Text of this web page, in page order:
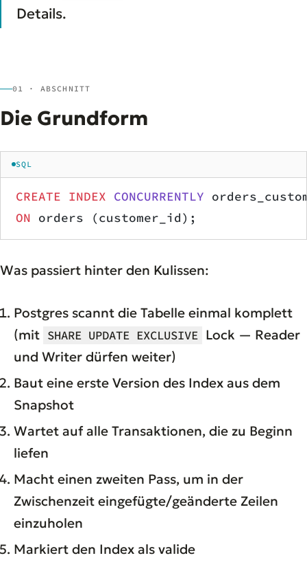
Details.
01 · ABSCHNITT
Die Grundform
SQL
CREATE INDEX CONCURRENTLY
ON orders (customer_id);
Was passiert hinter den Kulissen:
Postgres scannt die Tabelle einmal komplett
(mit SHARE UPDATE EXCLUSIVE Lock — Reader
und Writer dürfen weiter)
Baut eine erste Version des Index aus dem
Snapshot
Wartet auf alle Transaktionen, die zu Beginn
liefen
Macht einen zweiten Pass, um in der
Zwischenzeit eingefügte/geänderte Zeilen
einzuholen
Markiert den Index als valide